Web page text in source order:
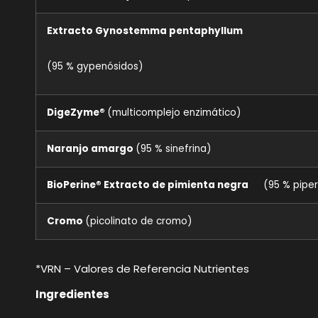
Extracto Gynostemma pentaphyllum
(95 % gypenósidos)
DigeZyme® (multicomplejo enzimático)
Naranjo amargo (95 % sinefrina)
BioPerine® Extracto de pimienta negra (95 %
Cromo (picolinato de cromo)
*VRN – Valores de Referencia Nutrientes
Ingredientes